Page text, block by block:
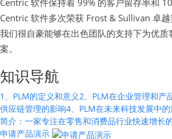
Centric 软件保持着 99% 的客户留存率和
Centric 软件多次荣获 Frost & Sullivan 卓越
我们很自豪能够在出色团队的支持下为优
案。
知识导航
1、PLM的定义和意义2、PLM在企业管理和产
供应链管理的影响4、PLM在未来科技发展中
简介：一家专注在零售和消费品行业快速增长
申请产品演示